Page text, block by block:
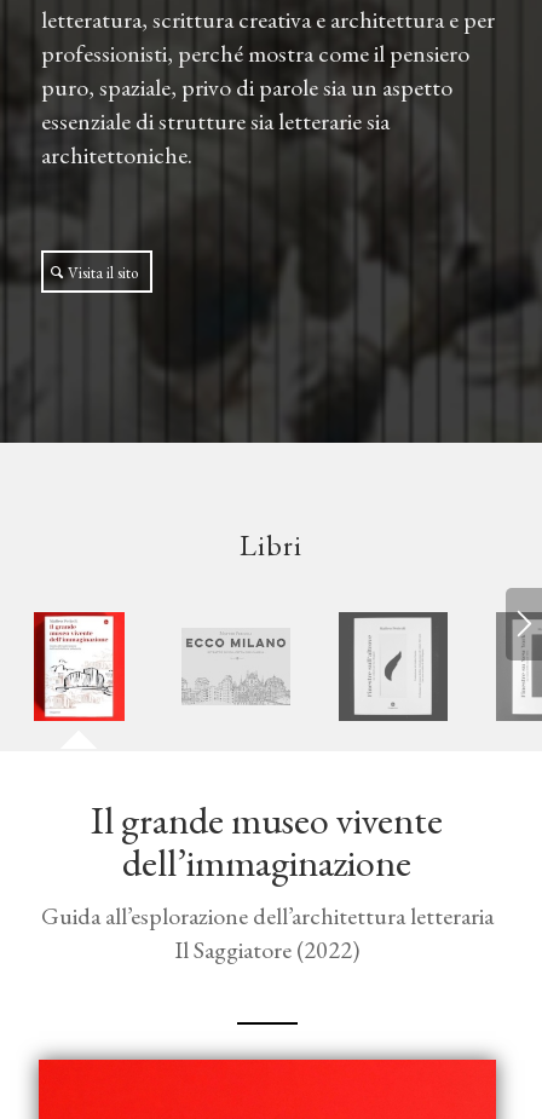
letteratura, scrittura creativa e architettura e per
professionisti, perché mostra come il pensiero
puro, spaziale, privo di parole sia un aspetto
essenziale di strutture sia letterarie sia
architettoniche.
Visita il sito
Libri
Il grande museo vivente
dell’immaginazione
Guida all’esplorazione dell’architettura letteraria
Il Saggiatore (2022)